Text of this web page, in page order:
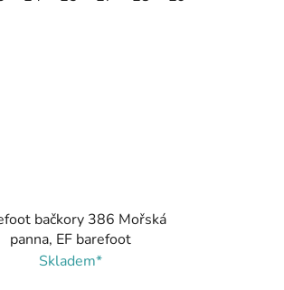
bačkory 386 Mořská
panna, EF barefoot
Skladem*